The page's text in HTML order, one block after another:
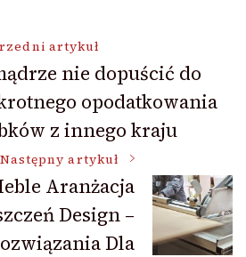
artykuł
nie dopuścić do
opodatkowania
z innego kraju
Następny artykuł
Aranżacja
Design –
Dla